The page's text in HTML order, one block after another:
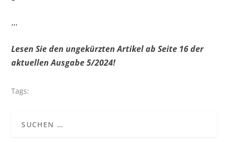
…
Lesen Sie den ungekürzten Artikel ab Seite 16 der
aktuellen Ausgabe 5/2024!
Tags: